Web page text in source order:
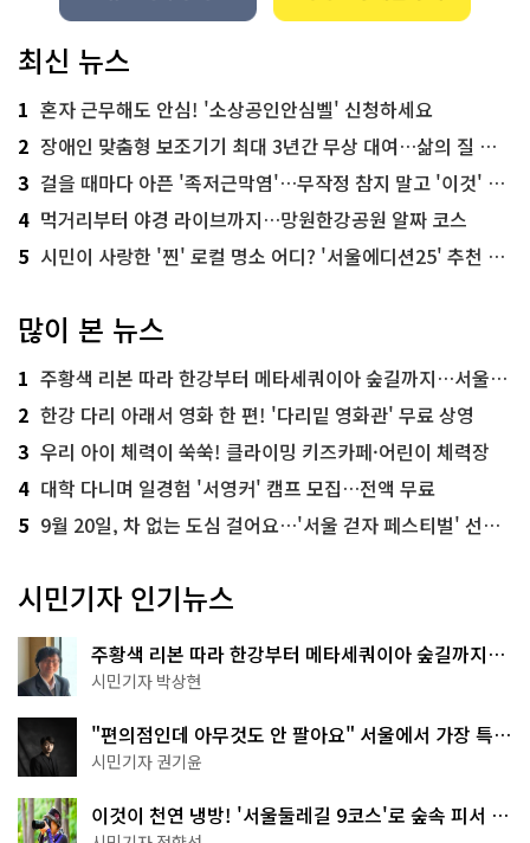
최신 뉴스
1 혼자 근무해도 안심! '소상공인안심벨' 신청하세요
2 장애인 맞춤형 보조기기 최대 3년간 무상 대여…삶의 질 높인다
3 걸을 때마다 아픈 '족저근막염'…무작정 참지 말고 '이것' 해보세요!
4 먹거리부터 야경 라이브까지…망원한강공원 알짜 코스
5 시민이 사랑한 '찐' 로컬 명소 어디? '서울에디션25' 추천 코스
많이 본 뉴스
1 주황색 리본 따라 한강부터 메타세쿼이아 숲길까지…서울둘레길 15코스
2 한강 다리 아래서 영화 한 편! '다리밑 영화관' 무료 상영
3 우리 아이 체력이 쑥쑥! 클라이밍 키즈카페·어린이 체력장
4 대학 다니며 일경험 '서영커' 캠프 모집…전액 무료
5 9월 20일, 차 없는 도심 걸어요…'서울 걷자 페스티벌' 선착순 5천명
시민기자 인기뉴스
주황색 리본 따라 한강부터 메타세쿼이아 숲길까지…
서울둘레길 15코스
시민기자 박상현
"편의점인데 아무것도 안 팔아요" 서울에서 가장 특별
한 편의점의 정체
시민기자 권기윤
이것이 천연 냉방! '서울둘레길 9코스'로 숲속 피서 떠